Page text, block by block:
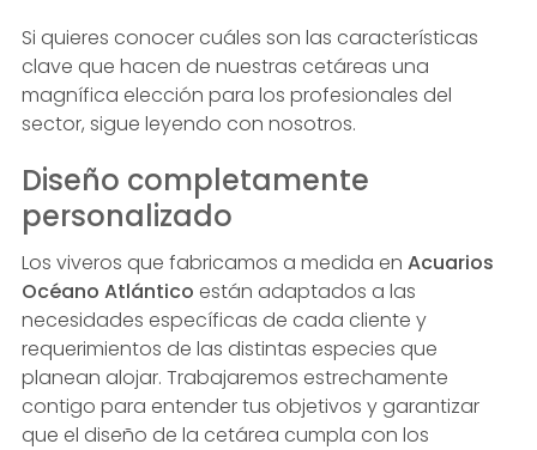
Si quieres conocer cuáles son las características
clave que hacen de nuestras cetáreas una
magnífica elección para los profesionales del
sector, sigue leyendo con nosotros.
Diseño completamente
personalizado
Los viveros que fabricamos a medida en Acuarios
Océano Atlántico están adaptados a las
necesidades específicas de cada cliente y
requerimientos de las distintas especies que
planean alojar. Trabajaremos estrechamente
contigo para entender tus objetivos y garantizar
que el diseño de la cetárea cumpla con los